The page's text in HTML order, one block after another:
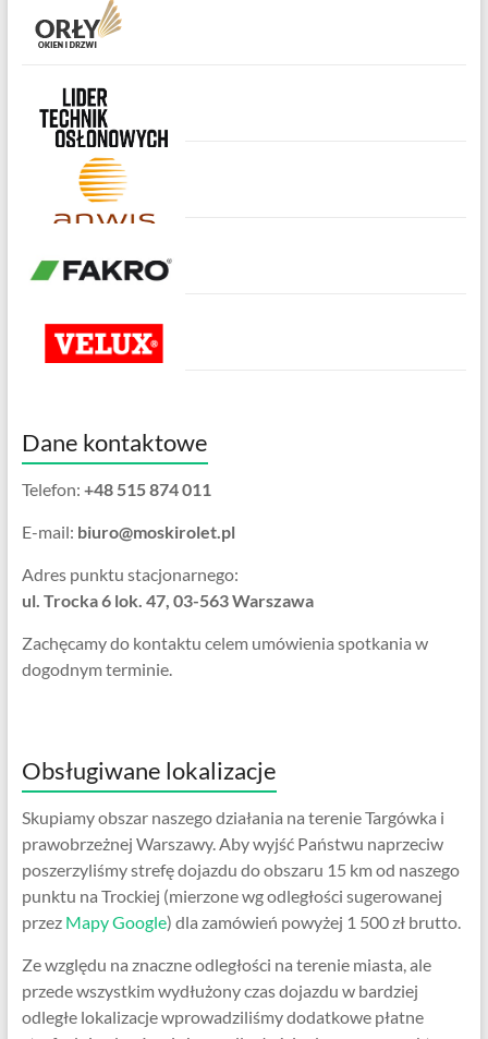
Dane kontaktowe
Telefon: +48 515 874 011
E-mail: biuro@moskirolet.pl
Adres punktu stacjonarnego:
ul. Trocka 6 lok. 47, 03-563 Warszawa
Zachęcamy do kontaktu celem umówienia spotkania w
dogodnym terminie.
Obsługiwane lokalizacje
Skupiamy obszar naszego działania na terenie Targówka i
prawobrzeżnej Warszawy. Aby wyjść Państwu naprzeciw
poszerzyliśmy strefę dojazdu do obszaru 15 km od naszego
punktu na Trockiej (mierzone wg odległości sugerowanej
przez Mapy Google) dla zamówień powyżej 1 500 zł brutto.
Ze względu na znaczne odległości na terenie miasta, ale
przede wszystkim wydłużony czas dojazdu w bardziej
odległe lokalizacje wprowadziliśmy dodatkowe płatne